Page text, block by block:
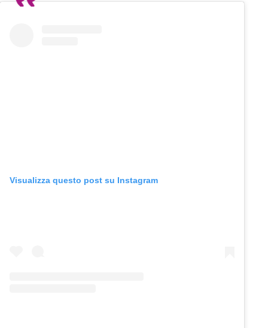
Visualizza questo post su Instagram